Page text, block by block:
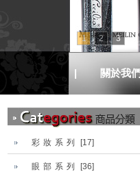
1 2 3
| 關於我們
彩妝系列 [17]
眼部系列 [36]